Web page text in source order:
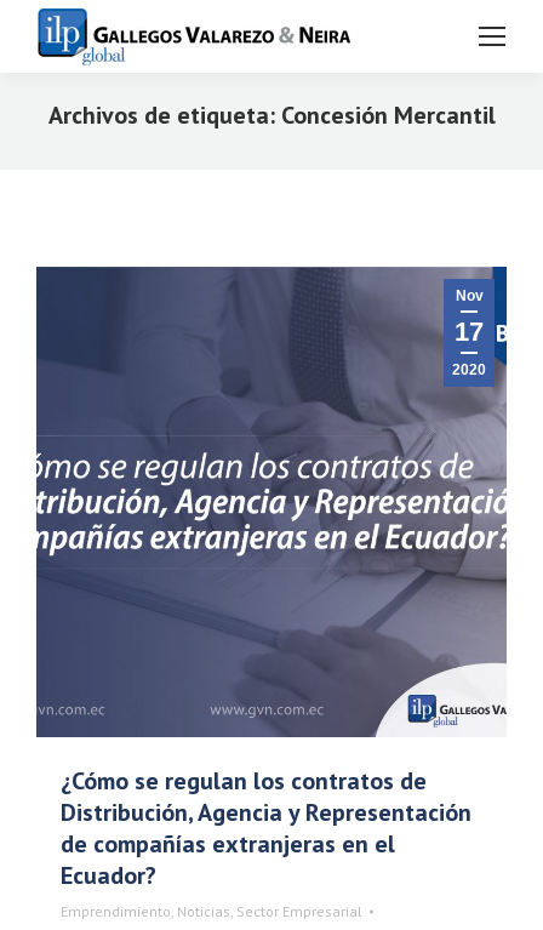
Archivos de etiqueta: Concesión Mercantil
Nov
17
2020
¿Cómo se regulan los contratos de
Distribución, Agencia y Representación
de compañías extranjeras en el
Ecuador?
Emprendimiento, Noticias, Sector Empresarial